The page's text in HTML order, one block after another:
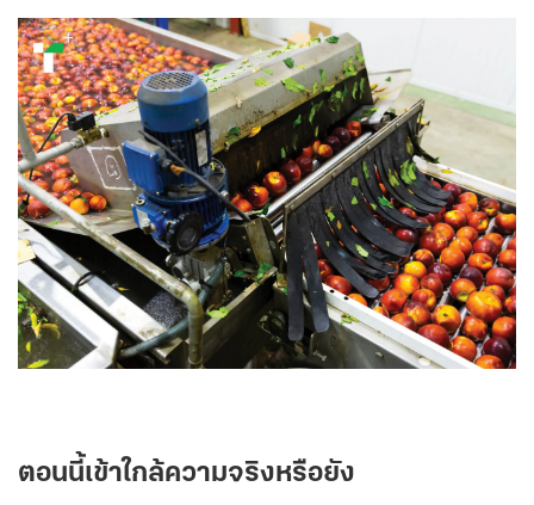
ตอนนี้เข้าใกล้ความจริงหรือยัง